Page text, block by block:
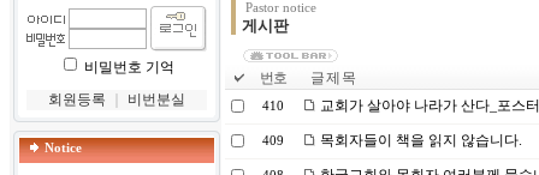
비밀번호 기억
회원등록
비번분실
Notice
Pastor notice
게시판
번호 글 제 목
410 교회가 살아야 나라가 산다_포스터
409 목회자들이 책을 읽지 않습니다.